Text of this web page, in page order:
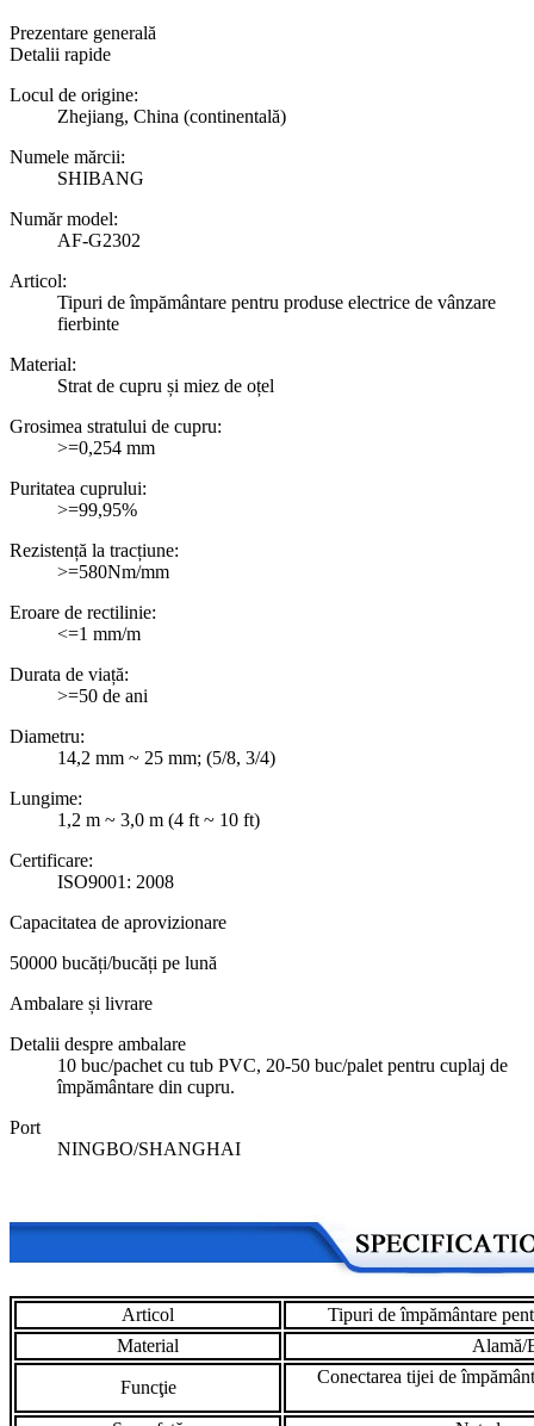
Prezentare generală
Detalii rapide
Locul de origine:
Zhejiang, China (continentală)
Numele mărcii:
SHIBANG
Număr model:
AF-G2302
Articol:
Tipuri de împământare pentru produse electrice de vânzare
fierbinte
Material:
Strat de cupru și miez de oțel
Grosimea stratului de cupru:
>=0,254 mm
Puritatea cuprului:
>=99,95%
Rezistență la tracțiune:
>=580Nm/mm
Eroare de rectilinie:
<=1 mm/m
Durata de viață:
>=50 de ani
Diametru:
14,2 mm ~ 25 mm; (5/8, 3/4)
Lungime:
1,2 m ~ 3,0 m (4 ft ~ 10 ft)
Certificare:
ISO9001: 2008
Capacitatea de aprovizionare
50000 bucăți/bucăți pe lună
Ambalare și livrare
Detalii despre ambalare
10 buc/pachet cu tub PVC, 20-50 buc/palet pentru cuplaj de
împământare din cupru.
Port
NINGBO/SHANGHAI
Articol
Tipuri de împământare
Material
Alamă/
Funcţie
Conectarea tijei de